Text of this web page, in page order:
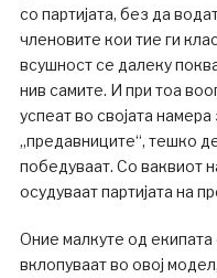
со партијата, без да
членовите кои тие ги
всушност се далеку
нив самите. И при тоа
успеат во својата
„предавниците“, тешко
победуваат. Со ваквиот
осудуваат партијата на
Оние малкуте од
вклопуваат во овој